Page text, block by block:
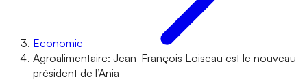
Economie
Agroalimentaire: Jean-François Loiseau est le nouveau
président de l’Ania